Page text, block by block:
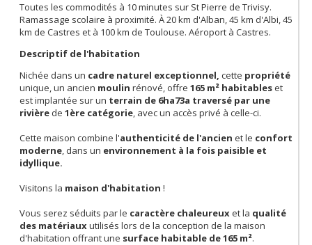
Toutes les commodités à 10 minutes sur St Pierre de Trivisy.
Ramassage scolaire à proximité. À 20 km d'Alban, 45 km d'Albi, 45
km de Castres et à 100 km de Toulouse. Aéroport à Castres.
Descriptif de l'habitation
Nichée dans un cadre naturel exceptionnel, cette propriété
unique, un ancien moulin rénové, offre 165 m² habitableset
est implantée sur un terrain de 6ha73a traversé par une
rivière de 1ère catégorie, avec un accès privé à celle-ci.
Cette maison combine l'authenticité de l'ancien et le confort
moderne, dans un environnement à la fois paisible et
idyllique.
Visitons la maison d'habitation !
Vous serez séduits par le caractère chaleureuxet la qualité
des matériauxutilisés lors de la conception de la maison
d'habitation offrant une surface habitable de 165 m².